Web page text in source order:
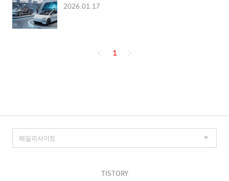
2026.01.17
페
1
TISTORY